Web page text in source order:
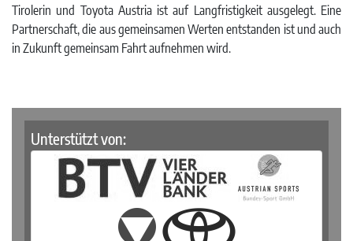
Tirolerin und Toyota Austria ist auf Langfristigkeit ausgelegt. Eine
Partnerschaft, die aus gemeinsamen Werten entstanden ist und auch
in Zukunft gemeinsam Fahrt aufnehmen wird.
Unterstützt von: